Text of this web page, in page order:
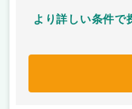
より詳しい条件で